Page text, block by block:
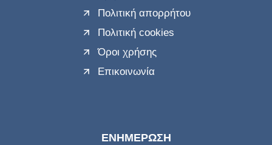
Πολιτική απορρήτου
Πολιτική cookies
Όροι χρήσης
Επικοινωνία
ΕΝΗΜΕΡΩΣΗ